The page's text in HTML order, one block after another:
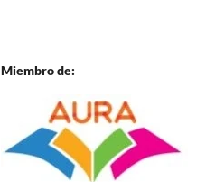
Miembro de: